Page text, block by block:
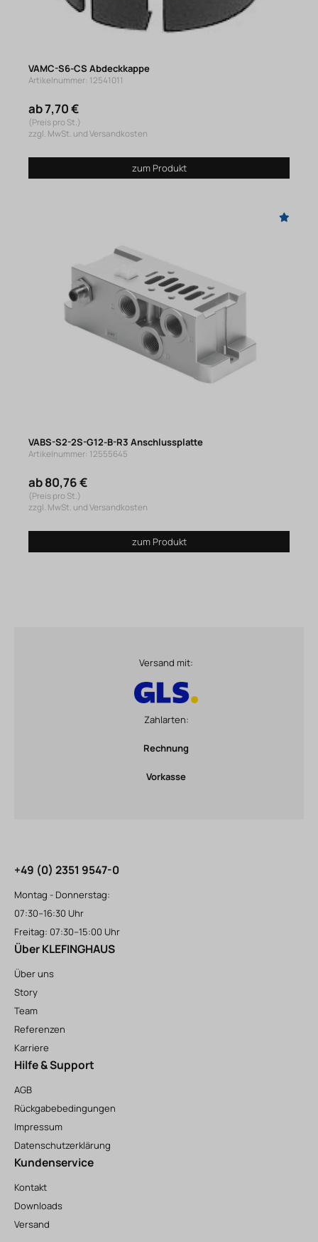
VAMC-S6-CS Abdeckkappe
Artikelnummer: 12541011
ab 7,70 €
(Preis pro St.)
zzgl. MwSt. und Versandkosten
zum Produkt
VABS-S2-2S-G12-B-R3 Anschlussplatte
Artikelnummer: 12555645
ab 80,76 €
(Preis pro St.)
zzgl. MwSt. und Versandkosten
zum Produkt
Versand mit:
Zahlarten:
Rechnung
Vorkasse
+49 (0) 2351 9547-0
Montag - Donnerstag:
07:30–16:30 Uhr
Freitag: 07:30–15:00 Uhr
Über KLEFINGHAUS
Über uns
Story
Team
Referenzen
Karriere
Hilfe & Support
AGB
Rückgabebedingungen
Impressum
Datenschutzerklärung
Kundenservice
Kontakt
Downloads
Versand